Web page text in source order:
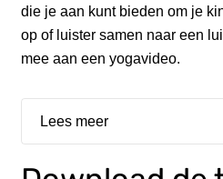
die je aan kunt bieden om je
op of luister samen naar een
mee aan een yogavideo.
Lees meer